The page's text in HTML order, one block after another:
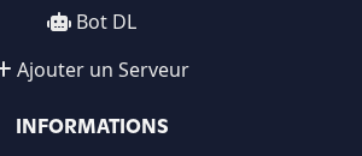
Bot DL
Ajouter un Serveur
INFORMATIONS